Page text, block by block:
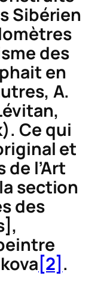
Sibérien
des
en
A.
Ce qui
et
l’Art
section
des
[2] .